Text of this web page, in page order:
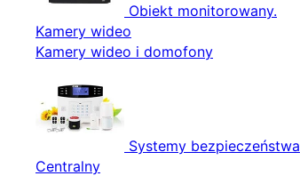
Obiekt monitorowany.
Kamery wideo
Kamery wideo i domofony
Systemy bezpieczeństwa
Centralny